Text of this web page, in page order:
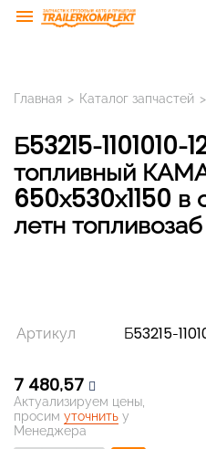
menu
Главная > Каталог запчастей >
Б53215-1101010-12К1 Бак
топливный
650х530х1150 в
летн топливозаб
Артикул Б53215-
7 480,57
Актуализируем цены,
просим уточнить у
Менеджера